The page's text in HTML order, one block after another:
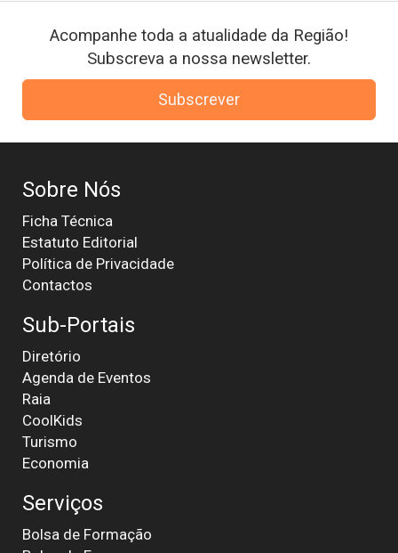
Acompanhe toda a atualidade da Região!
Subscreva a nossa newsletter.
Subscrever
Sobre Nós
Ficha Técnica
Estatuto Editorial
Política de Privacidade
Contactos
Sub-Portais
Diretório
Agenda de Eventos
Raia
CoolKids
Turismo
Economia
Serviços
Bolsa de Formação